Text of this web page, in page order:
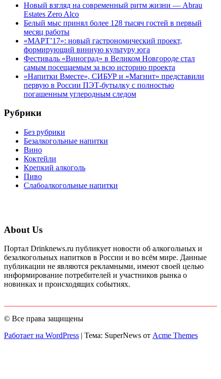
Новый взгляд на современный ритм жизни — Abrau
Estates Zero Alco
Белый мыс принял более 128 тысяч гостей в первый
месяц работы
«МАРТ’17»: новый гастрономический проект,
формирующий винную культуру юга
Фестиваль «Виноград» в Великом Новгороде стал
самым посещаемым за всю историю проекта
«Напитки Вместе», СИБУР и «Магнит» представили
первую в России ПЭТ-бутылку с полностью
погашенным углеродным следом
Рубрики
Без рубрики
Безалкогольные напитки
Вино
Коктейли
Крепкий алкоголь
Пиво
Слабоалкогольные напитки
About Us
Портал Drinknews.ru публикует новости об алкогольных и
безалкогольных напитков в России и во всём мире. Данные
публикации не являются рекламными, имеют своей целью
информирование потребителей и участников рынка о
новинках и происходящих событиях.
© Все права защищены
Работает на WordPress
Тема: SuperNews от Acme Themes